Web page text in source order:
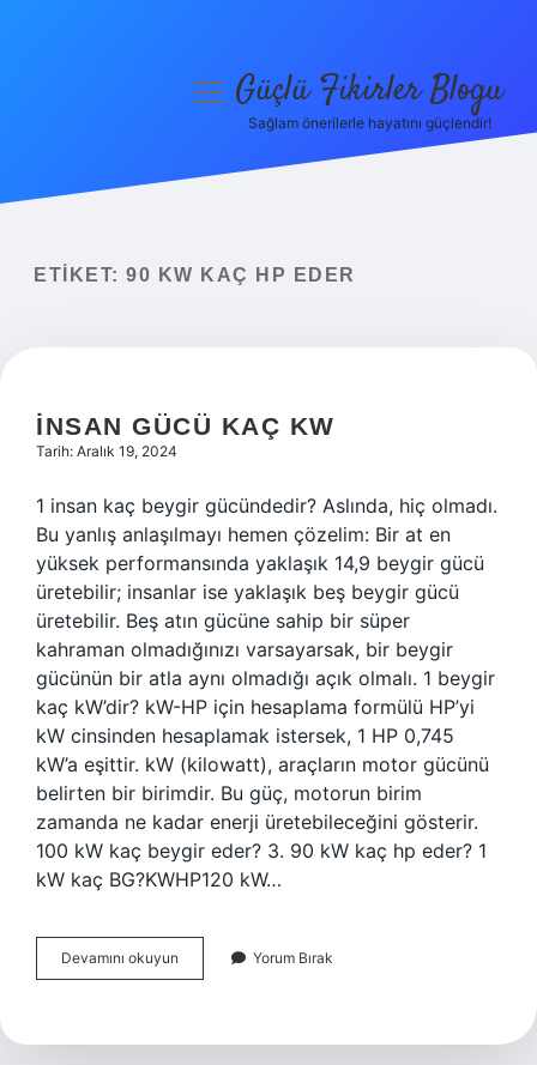
Yasal Uyarı
menüyüGüçlü Fikirler Blogu
Sağlam önerilerle hayatını güçlendir!
ETIKET: 90 KW KAÇ HP EDER
İNSAN GÜCÜ KAÇ KW
Tarih: Aralık 19, 2024
1 insan kaç beygir gücündedir? Aslında, hiç olmadı.
Bu yanlış anlaşılmayı hemen çözelim: Bir at en
yüksek performansında yaklaşık 14,9 beygir gücü
üretebilir; insanlar ise yaklaşık beş beygir gücü
üretebilir. Beş atın gücüne sahip bir süper
kahraman olmadığınızı varsayarsak, bir beygir
gücünün bir atla aynı olmadığı açık olmalı. 1 beygir
kaç kW’dir? kW-HP için hesaplama formülü HP’yi
kW cinsinden hesaplamak istersek, 1 HP 0,745
kW’a eşittir. kW (kilowatt), araçların motor gücünü
belirten bir birimdir. Bu güç, motorun birim
zamanda ne kadar enerji üretebileceğini gösterir.
100 kW kaç beygir eder? 3. 90 kW kaç hp eder? 1
kW kaç BG?KWHP120 kW…
Devamını okuyun
Gücü
Yorum Bırak